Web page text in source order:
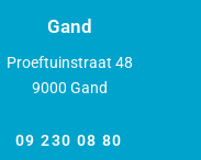
Gand
Proeftuinstraat 48
9000 Gand
09 230 08 80